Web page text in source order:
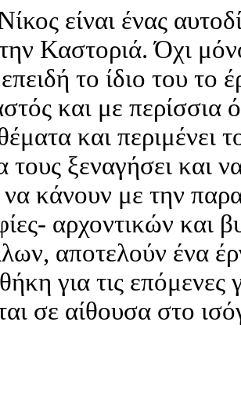
είναι ένας
Καστοριά. Όχι
το ίδιο του το
και με περίσσια
και περιμένει
τους ξεναγήσει και
κάνουν με την
αρχοντικών και
αποτελούν ένα
για τις
σε αίθουσα στο